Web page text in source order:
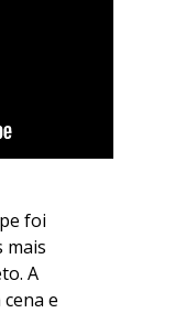
foi
mais
A
e